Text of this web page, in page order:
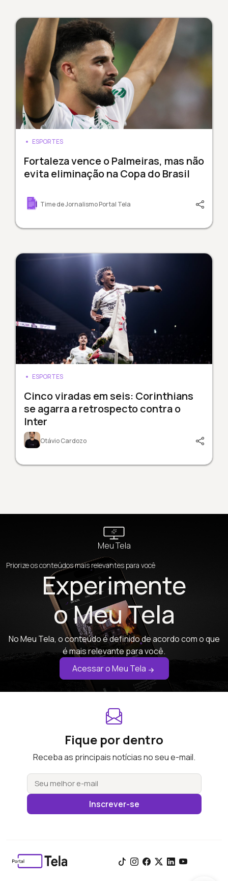
ESPORTES
Fortaleza vence o Palmeiras, mas não
evita eliminação na Copa do Brasil
Time de Jornalismo Portal Tela
ESPORTES
Cinco viradas em seis: Corinthians
se agarra a retrospecto contra o
Inter
Otávio Cardozo
Meu Tela
Priorize os conteúdos mais relevantes para você
Experimente
o Meu Tela
No Meu Tela, o conteúdo é definido de acordo com o que
é mais relevante para você.
Acessar o Meu Tela
Fique por dentro
Receba as principais notícias no seu e-mail.
Inscrever-se